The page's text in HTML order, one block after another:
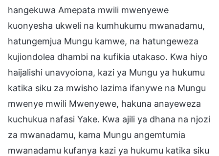
hangekuwa Amepata mwili mwenyewe
kuonyesha ukweli na kumhukumu mwanadamu,
hatungemjua Mungu kamwe, na hatungeweza
kujiondolea dhambi na kufikia utakaso. Kwa hiyo
haijalishi unavyoiona, kazi ya Mungu ya hukumu
katika siku za mwisho lazima ifanywe na Mungu
mwenye mwili Mwenyewe, hakuna anayeweza
kuchukua nafasi Yake. Kwa ajili ya dhana na njozi
za mwanadamu, kama Mungu angemtumia
mwanadamu kufanya kazi ya hukumu katika siku